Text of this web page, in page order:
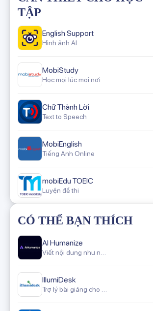
TẬP
English Support
Hình ảnh AI
MobiStudy
Học mọi lúc mọi nơi
Chữ Thành Lời
Text to Speech
MobiEnglish
Tiếng Anh Online
mobiEdu TOEIC
Luyện đề thi
CÓ THỂ BẠN THÍCH
AI Humanize
IllumiDesk